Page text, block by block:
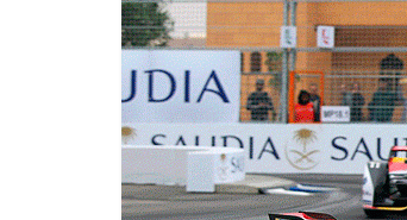
Movilidad Varios
GM reafirma su
compromiso con movilidad
más segura y conectada